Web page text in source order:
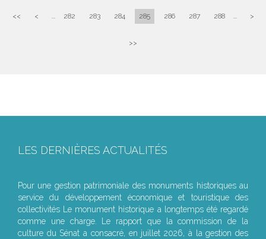
<< < ... 282 283 284 285 286 287 288 ... >
>>
LES DERNIÈRES ACTUALITÉS
Pour une gestion patrimoniale des monuments historiques au
service du développement économique et touristique des
collectivités Le monument historique a longtemps été regardé
comme une charge. Le rapport que la commission de la
culture du Sénat a consacré, en juillet 2026, à la gestion des